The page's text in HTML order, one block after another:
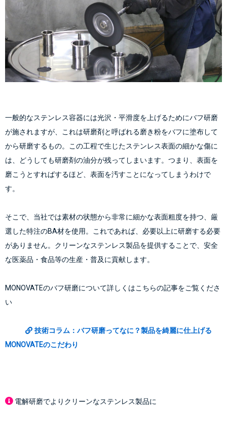
一般的なステンレス容器には光沢・平滑度を上げるためにバフ研磨
が施されますが、これは研磨剤と呼ばれる磨き粉をバフに塗布して
から研磨するもの。この工程で生じたステンレス表面の細かな傷に
は、どうしても研磨剤の油分が残ってしまいます。つまり、表面を
磨こうとすればするほど、表面を汚すことになってしまうわけで
そこで、当社では素材の状態から非常に細かな表面粗度を持つ、厳
選した特注のBA材を使用。これであれば、必要以上に研磨する必要
がありません。クリーンなステンレス製品を提供することで、安全
な医薬品・食品等の生産・普及に貢献します。
MONOVATEのバフ研磨について詳しくはこちらの記事をご覧くださ
い
技術コラム：バフ研磨ってなに？製品を綺麗に仕上げる
MONOVATEのこだわり
電解研磨でよりクリーンなステンレス製品に